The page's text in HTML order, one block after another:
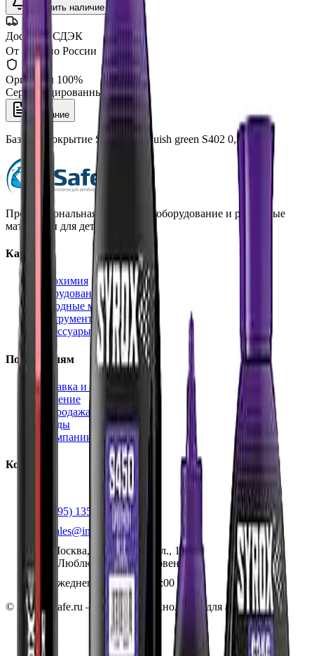
Уточнить наличие
Доставка СДЭК
От 350₽ по России
Оригинал 100%
Сертифицированный товар
Описание
Базовое покрытие Syrox Tint bluish green S402 0,35 л
Профессиональная автохимия, оборудование и расходные
материалы для детейлинга.
Каталог
Автохимия
Оборудование
Расходные материалы
Инструменты
Аксессуары
Покупателям
Доставка и оплата
Обучение
Распродажа
Бренды
О компании
Контакты
+7 (495) 135-35-99
sales@insafe.ru
Москва, Люблинская ул., 153.
ТЦ «Люблю Молл», -1 уровень
Ежедневно 10:00 — 19:00
©
2026 InSafe.ru — Товары и технологии для автобизнеса